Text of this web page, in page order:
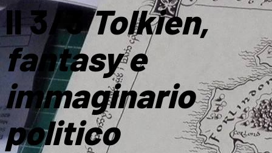
Il 3/3Tolkien,
fantasy e
immaginario
politico